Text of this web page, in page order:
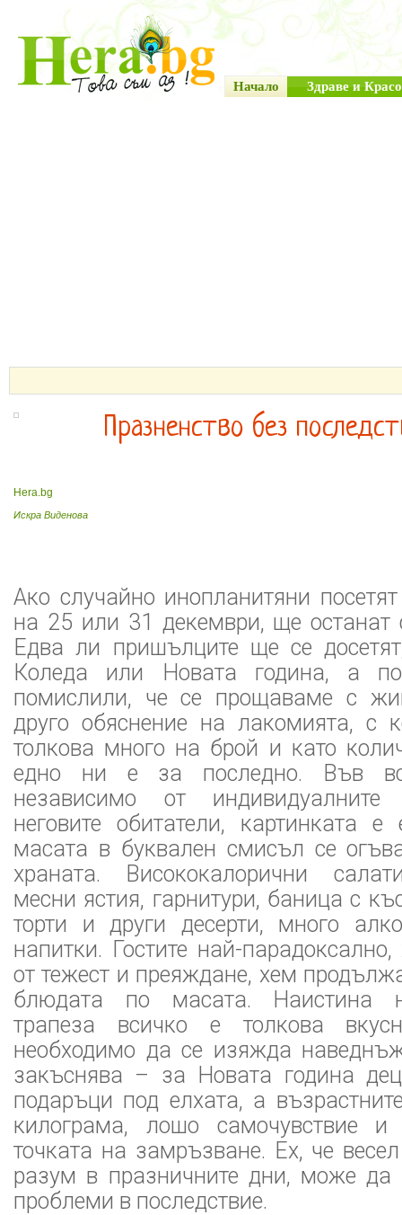
Начало Здраве и
Празненство без
Hera.bg
Искра Виденова
Ако случайно инопланитяни
на 25 или 31 декември, ще останат
Едва ли пришълците ще се
Коледа или Новата година, а
помислили, че се прощаваме с
друго обяснение на лакомията, с
толкова много на брой и като
едно ни е за последно. Във
независимо от индивидуалните
неговите обитатели,
масата в буквален смисъл се
храната. Висококалорични
месни ястия, гарнитури, баница с
торти и други десерти, много
напитки. Гостите най-
от тежест и преяждане, хем
блюдата по масата. Наистина
трапеза всичко е толкова
необходимо да се изяжда
закъснява – за Новата година
подаръци под елхата, а
килограма, лошо самочувствие и
точката на замръзване. Ех, че
разум в празничните дни, може да
проблеми в последствие.